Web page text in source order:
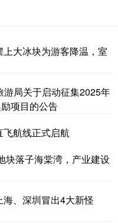
大冰块为游客降温，室
局关于启动征集2025年
项目的公告
航线正式启航
块落子海棠湾，产业建设
、深圳冒出4大新怪